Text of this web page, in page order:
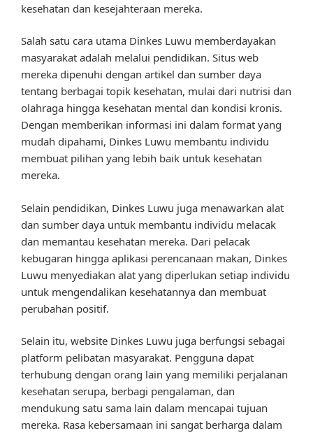
kesehatan dan kesejahteraan mereka.
Salah satu cara utama Dinkes Luwu memberdayakan
masyarakat adalah melalui pendidikan. Situs web
mereka dipenuhi dengan artikel dan sumber daya
tentang berbagai topik kesehatan, mulai dari nutrisi dan
olahraga hingga kesehatan mental dan kondisi kronis.
Dengan memberikan informasi ini dalam format yang
mudah dipahami, Dinkes Luwu membantu individu
membuat pilihan yang lebih baik untuk kesehatan
mereka.
Selain pendidikan, Dinkes Luwu juga menawarkan alat
dan sumber daya untuk membantu individu melacak
dan memantau kesehatan mereka. Dari pelacak
kebugaran hingga aplikasi perencanaan makan, Dinkes
Luwu menyediakan alat yang diperlukan setiap individu
untuk mengendalikan kesehatannya dan membuat
perubahan positif.
Selain itu, website Dinkes Luwu juga berfungsi sebagai
platform pelibatan masyarakat. Pengguna dapat
terhubung dengan orang lain yang memiliki perjalanan
kesehatan serupa, berbagi pengalaman, dan
mendukung satu sama lain dalam mencapai tujuan
mereka. Rasa kebersamaan ini sangat berharga dalam